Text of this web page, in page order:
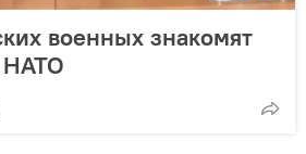
военных знакомят
НАТО